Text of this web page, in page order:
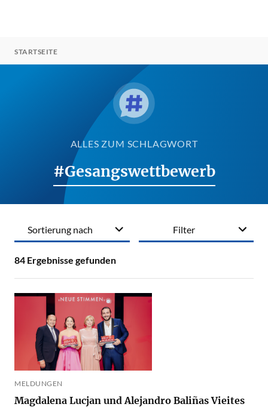
STARTSEITE
ALLES ZUM SCHLAGWORT
#Gesangswettbewerb
Filter
84 Ergebnisse gefunden
Sortierung nach
MELDUNGEN
Magdalena Lucjan und Alejandro Baliñas Vieites